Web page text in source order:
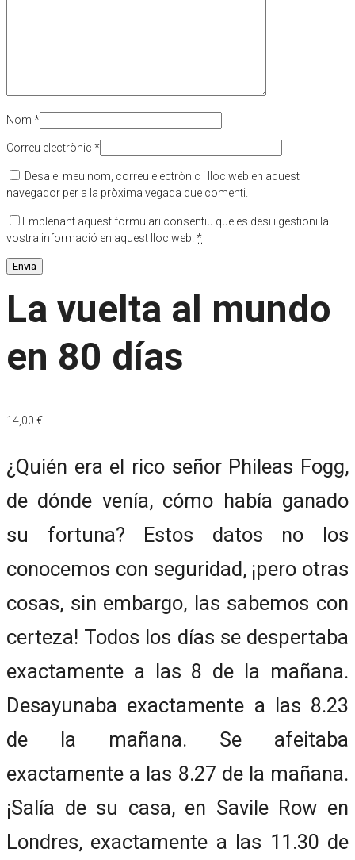
Nom *
Correu electrònic *
Desa el meu nom, correu electrònic i lloc web en aquest
navegador per a la pròxima vegada que comenti.
Emplenant aquest formulari consentiu que es desi i gestioni la
vostra informació en aquest lloc web. *
La vuelta al mundo
en 80 días
14,00 €
¿Quién era el rico señor Phileas Fogg,
de dónde venía, cómo había ganado
su fortuna? Estos datos no los
conocemos con seguridad, ¡pero otras
cosas, sin embargo, las sabemos con
certeza! Todos los días se despertaba
exactamente a las 8 de la mañana.
Desayunaba exactamente a las 8.23
de la mañana. Se afeitaba
exactamente a las 8.27 de la mañana.
¡Salía de su casa, en Savile Row en
Londres, exactamente a las 11.30 de